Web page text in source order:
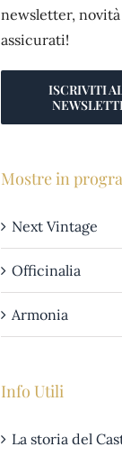
newsletter, novità
assicurati!
ISCRIVITI
Mostre in
Next Vintage
Officinalia
Armonia
Info Utili
La storia del